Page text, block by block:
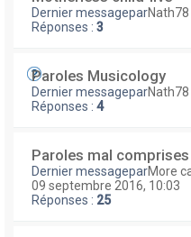
Dernier messageparNath78
Réponses : 3
Paroles Musicology
Dernier messageparNath78
Réponses : 4
Paroles mal comprises
Dernier messageparMore
09 septembre 2016, 10:03
Réponses : 25